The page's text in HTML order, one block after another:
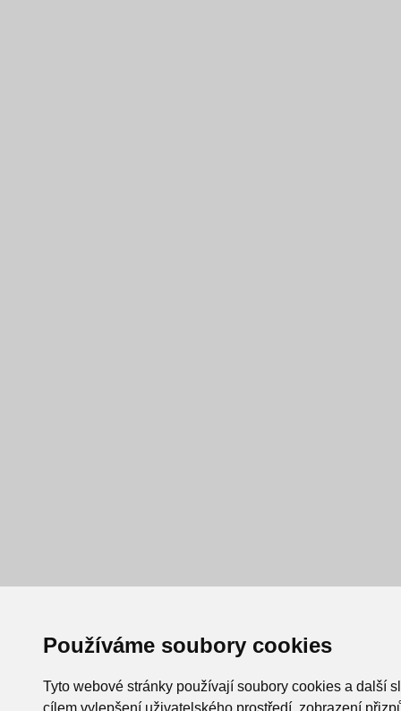
Používáme soubory cookies
Tyto webové stránky používají soubory cookies a další
cílem vylepšení uživatelského prostředí, zobrazení